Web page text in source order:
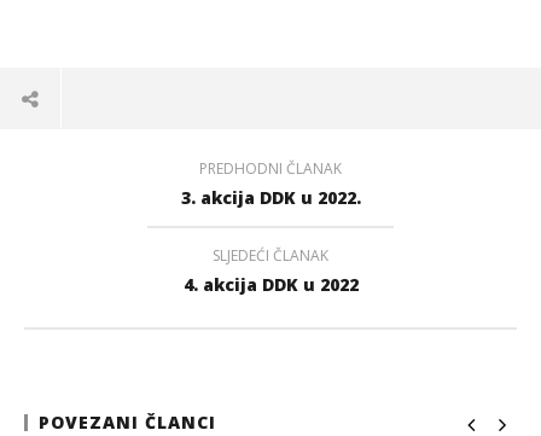
PREDHODNI ČLANAK
3. akcija DDK u 2022.
SLJEDEĆI ČLANAK
4. akcija DDK u 2022
POVEZANI ČLANCI